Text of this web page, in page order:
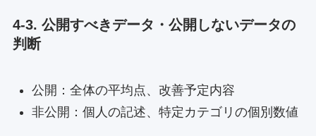
4-3. 公開すべきデータ・公開しないデータの
判断
公開：全体の平均点、改善予定内容
非公開：個人の記述、特定カテゴリの個別数値